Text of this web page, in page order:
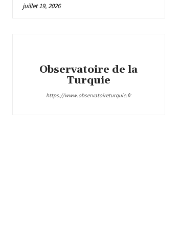
juillet 19, 2026
Observatoire de la
Turquie
https://www.observatoireturquie.fr